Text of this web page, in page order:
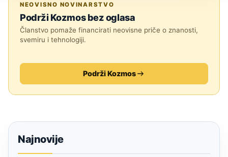
NEOVISNO NOVINARSTVO
Podrži Kozmos bez oglasa
Članstvo pomaže financirati neovisne priče o znanosti,
svemiru i tehnologiji.
Podrži Kozmos
Najnovije